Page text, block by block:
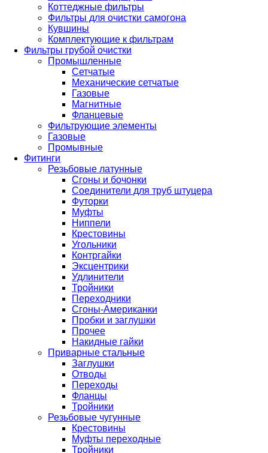
Коттеджные фильтры
Фильтры для очистки самогона
Кувшины
Комплектующие к фильтрам
Фильтры грубой очистки
Промышленные
Сетчатые
Механические сетчатые
Газовые
Магнитные
Фланцевые
Фильтрующие элементы
Газовые
Промывные
Фитинги
Резьбовые латунные
Сгоны и бочонки
Соединители для труб штуцера
Футорки
Муфты
Ниппели
Крестовины
Угольники
Контргайки
Эксцентрики
Удлинители
Тройники
Переходники
Сгоны-Американки
Пробки и заглушки
Прочее
Накидные гайки
Приварные стальные
Заглушки
Отводы
Переходы
Фланцы
Тройники
Резьбовые чугунные
Крестовины
Муфты переходные
Тройники